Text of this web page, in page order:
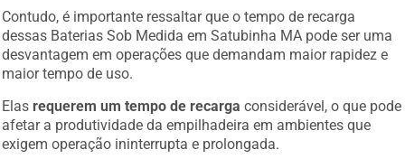
Contudo, é importante ressaltar que o tempo de recarga
dessas Baterias Sob Medida em Satubinha MA pode ser uma
desvantagem em operações que demandam maior rapidez e
maior tempo de uso.
Elas
requerem um tempo de recarga
considerável, o que pode
afetar a produtividade da empilhadeira em ambientes que
exigem operação ininterrupta e prolongada.